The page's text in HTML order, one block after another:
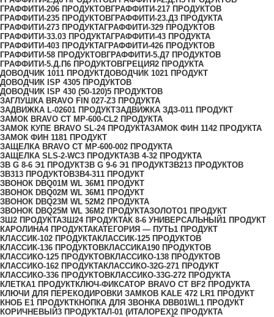
ГРАФФИТИ-206 ПРОДУКТОВГРАФФИТИ-217 ПРОДУКТОВ
ГРАФФИТИ-235 ПРОДУКТОВГРАФФИТИ-23.Д3 ПРОДУКТА
ГРАФФИТИ-273 ПРОДУКТАГРАФФИТИ-329 ПРОДУКТОВ
ГРАФФИТИ-33.03 ПРОДУКТАГРАФФИТИ-43 ПРОДУКТА
ГРАФФИТИ-403 ПРОДУКТАГРАФФИТИ-426 ПРОДУКТОВ
ГРАФФИТИ-58 ПРОДУКТОВГРАФФИТИ-5.Д7 ПРОДУКТОВ
ГРАФФИТИ-5.Д.П6 ПРОДУКТОВГРЕЦИЯ2 ПРОДУКТА
ДОВОДЧИК 1011 ПРОДУКТДОВОДЧИК 1021 ПРОДУКТ
ДОВОДЧИК ISP 4305 ПРОДУКТОВ
ДОВОДЧИК ISP 430 (50-120)5 ПРОДУКТОВ
ЗАГЛУШКА BRAVO FIN 027-Z3 ПРОДУКТА
ЗАДВИЖКА L-02601 ПРОДУКТЗАДВИЖКА ЗДЗ-011 ПРОДУКТ
ЗАМОК BRAVO СТ MP-600-CL2 ПРОДУКТА
ЗАМОК КУПЕ BRAVO SL-24 ПРОДУКТАЗАМОК ФИН 1142 ПРОДУКТА
ЗАМОК ФИН 1181 ПРОДУКТ
ЗАЩЕЛКА BRAVO СТ MP-600-002 ПРОДУКТА
ЗАЩЕЛКА SLS-2-WC3 ПРОДУКТАЗВ 4-32 ПРОДУКТА
ЗВ G 8-6 Э1 ПРОДУКТЗВ G 9-6 Э1 ПРОДУКТЗВ213 ПРОДУКТОВ
ЗВ313 ПРОДУКТОВЗВ4-311 ПРОДУКТ
ЗВОНОК DBQ01M WL 36M1 ПРОДУКТ
ЗВОНОК DBQ02M WL 36M1 ПРОДУКТ
ЗВОНОК DBQ23M WL 52M2 ПРОДУКТА
ЗВОНОК DBQ25M WL 36M2 ПРОДУКТАЗОЛОТО1 ПРОДУКТ
ЗШ2 ПРОДУКТАЗШ24 ПРОДУКТАК 8-6 УНИВЕРСАЛЬНЫЙ1 ПРОДУКТ
КАРОЛИНА4 ПРОДУКТАКАТЕГОРИЯ — ПУТЬ1 ПРОДУКТ
КЛАССИК-102 ПРОДУКТАКЛАССИК-125 ПРОДУКТОВ
КЛАССИК-136 ПРОДУКТОВКЛАССИКА190 ПРОДУКТОВ
КЛАССИКО-125 ПРОДУКТОВКЛАССИКО-138 ПРОДУКТОВ
КЛАССИКО-162 ПРОДУКТАКЛАССИКО-32G-271 ПРОДУКТ
КЛАССИКО-336 ПРОДУКТОВКЛАССИКО-33G-272 ПРОДУКТА
КЛЕТКА1 ПРОДУКТКЛЮЧ-ФИКСАТОР BRAVO СТ BF2 ПРОДУКТА
КЛЮЧИ ДЛЯ ПЕРЕКОДИРОВКИ ЗАМКОВ KALE 472 LR1 ПРОДУКТ
КНОБ Е1 ПРОДУКТКНОПКА ДЛЯ ЗВОНКА DBB01WL1 ПРОДУКТ
КОРИЧНЕВЫЙ3 ПРОДУКТАЛ-01 (ИТАЛОРЕХ)2 ПРОДУКТА